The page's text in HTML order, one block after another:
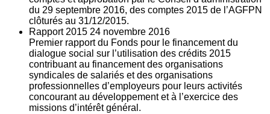
du 29 septembre 2016, des comptes 2015 de l’AGFPN
clôturés au 31/12/2015.
Rapport 2015 24 novembre 2016
Premier rapport du Fonds pour le financement du
dialogue social sur l’utilisation des crédits 2015
contribuant au financement des organisations
syndicales de salariés et des organisations
professionnelles d’employeurs pour leurs activités
concourant au développement et à l’exercice des
missions d’intérêt général.